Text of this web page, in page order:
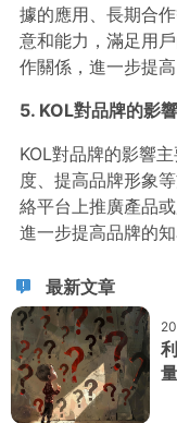
據的應用、長期合
意和能力，滿足用
作關係，進一步提
5. KOL對品牌的影
KOL對品牌的影響
度、提高品牌形象
絡平台上推廣產品
進一步提高品牌的知
最新文章
量